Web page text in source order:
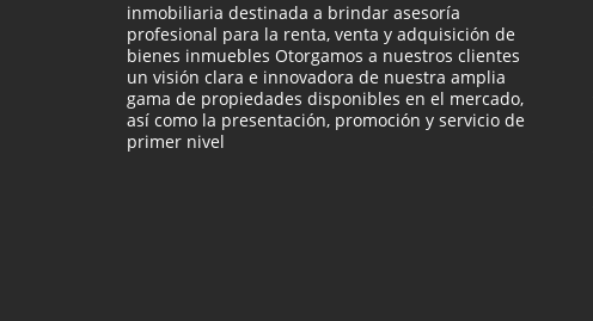
inmobiliaria destinada a brindar asesoría
profesional para la renta, venta y adquisición de
bienes inmuebles Otorgamos a nuestros clientes
un visión clara e innovadora de nuestra amplia
gama de propiedades disponibles en el mercado,
así como la presentación, promoción y servicio de
primer nivel